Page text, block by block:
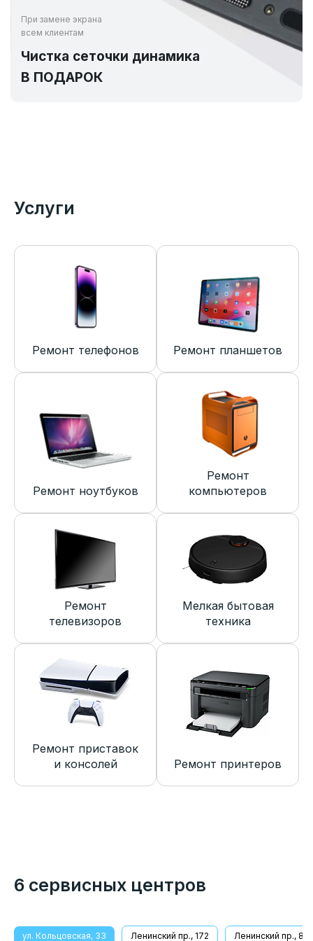
При замене экрана
всем клиентам
Чистка сеточки динамика
В ПОДАРОК
Услуги
Ремонт телефонов Ремонт планшетов
Ремонт ноутбуков
Ремонт
компьютеров
Ремонт
телевизоров
Мелкая бытовая
техника
Ремонт приставок
и консолей
Ремонт принтеров
6 сервисных центров
ул. Кольцовская, 33 Ленинский пр., 172 Ленинский пр., 8/1